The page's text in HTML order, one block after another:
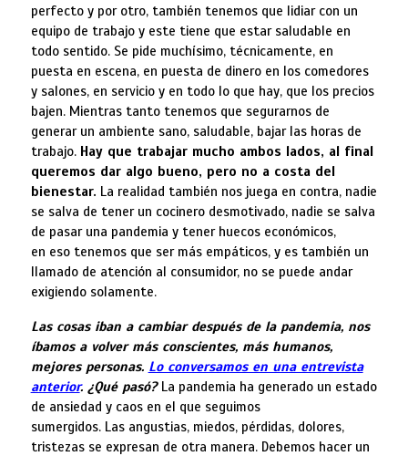
perfecto y por otro, también tenemos que lidiar con un
equipo de trabajo y este tiene que estar saludable en
todo sentido. Se pide muchísimo, técnicamente, en
puesta en escena, en puesta de dinero en los comedores
y salones, en servicio y en todo lo que hay, que los precios
bajen. Mientras tanto tenemos que segurarnos de
generar un ambiente sano, saludable, bajar las horas de
trabajo. Hay que trabajar mucho ambos lados, al final
queremos dar algo bueno, pero no a costa del
bienestar. La realidad también nos juega en contra, nadie
se salva de tener un cocinero desmotivado, nadie se salva
de pasar una pandemia y tener huecos económicos,
en eso tenemos que ser más empáticos, y es también un
llamado de atención al consumidor, no se puede andar
exigiendo solamente.
Las cosas iban a cambiar después de la pandemia, nos
íbamos a volver más conscientes, más humanos,
mejores personas. Lo conversamos en una entrevista
anterior. ¿Qué pasó? La pandemia ha generado un estado
de ansiedad y caos en el que seguimos
sumergidos. Las angustias, miedos, pérdidas, dolores,
tristezas se expresan de otra manera. Debemos hacer un